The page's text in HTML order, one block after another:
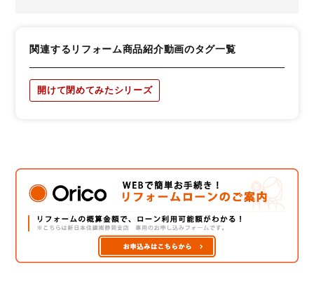
関連するリフォーム商品紹介動画のタグ一覧
開けて閉めてみたシリーズ